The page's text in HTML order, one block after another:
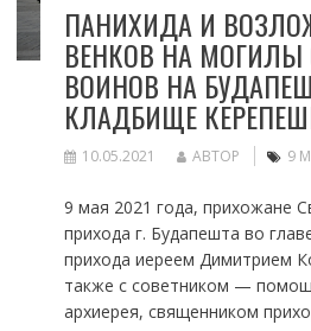
ПАНИХИДА И
ВЕНКОВ НА МОГИЛЫ
ВОИНОВ НА
КЛАДБИЩЕ
10.05.2021 АВТОР 9
9 мая 2021 года, прихожане
прихода г. Будапешта во
прихода иереем Димитрием
также с советником —
архиерея, священником